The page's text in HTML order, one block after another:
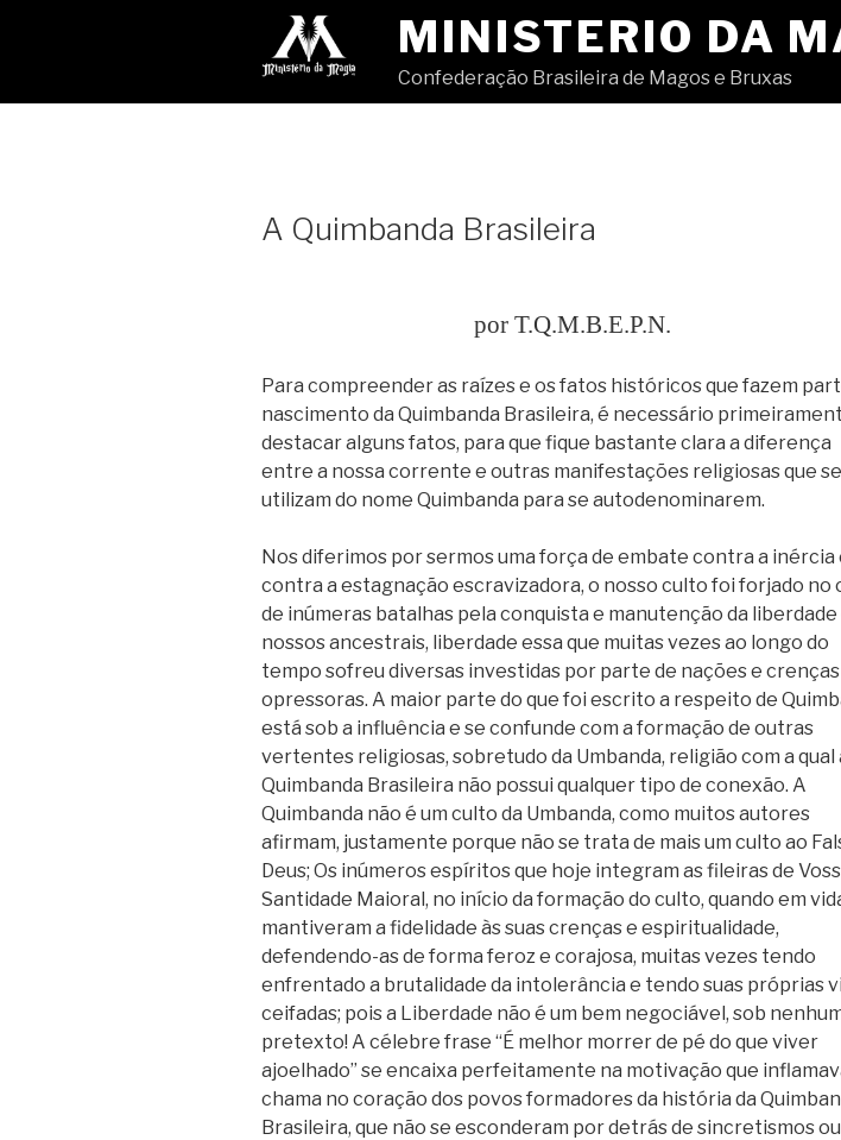
conteúdo
MINISTERIO DA
Confederação Brasileira de Magos e Bruxas
A Quimbanda Brasileira
por T.Q.M.B.E.P.N.
Para compreender as raízes e os fatos históricos que fazem
nascimento da Quimbanda Brasileira, é necessário
destacar alguns fatos, para que fique bastante clara a diferença
entre a nossa corrente e outras manifestações religiosas que se
utilizam do nome Quimbanda para se autodenominarem.
​Nos diferimos por sermos uma força de embate contra a inércia
contra a estagnação escravizadora, o nosso culto foi forjado no
de inúmeras batalhas pela conquista e manutenção da liberdade
nossos ancestrais, liberdade essa que muitas vezes ao longo do
tempo sofreu diversas investidas por parte de nações e crenças
opressoras. A maior parte do que foi escrito a respeito de
está sob a influência e se confunde com a formação de outras
vertentes religiosas, sobretudo da Umbanda, religião com a qual
Quimbanda Brasileira não possui qualquer tipo de conexão. A
Quimbanda não é um culto da Umbanda, como muitos autores
afirmam, justamente porque não se trata de mais um culto ao
Deus; Os inúmeros espíritos que hoje integram as fileiras de
Santidade Maioral, no início da formação do culto, quando em
mantiveram a fidelidade às suas crenças e espiritualidade,
defendendo-as de forma feroz e corajosa, muitas vezes tendo
enfrentado a brutalidade da intolerância e tendo suas próprias
ceifadas; pois a Liberdade não é um bem negociável, sob
pretexto! A célebre frase “É melhor morrer de pé do que viver
ajoelhado” se encaixa perfeitamente na motivação que
chama no coração dos povos formadores da história da
Brasileira, que não se esconderam por detrás de sincretismos ou